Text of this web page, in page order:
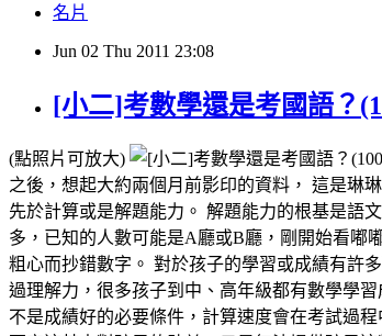
名片
Jun 02 Thu 2011 23:08
[小二]考數學還是考國語？
(點照片可放大)
之後，想起大約兩個月前影印的資料， 這是琳
先於計算或是解題能力。 解題能力的根基是語
多，已知的人數可能是A廳或B廳，剛開始看嘟
粗心而抄錯數字。 對於孩子的學習或成績有許
過理解力，很多孩子到中、高年級都有數學學
不是成績好的必要條件，計算速度會在考試過